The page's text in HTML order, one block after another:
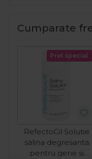
Cumparate
Pret special
RefectoCil Solutie
salina degresanta
pentru gene si